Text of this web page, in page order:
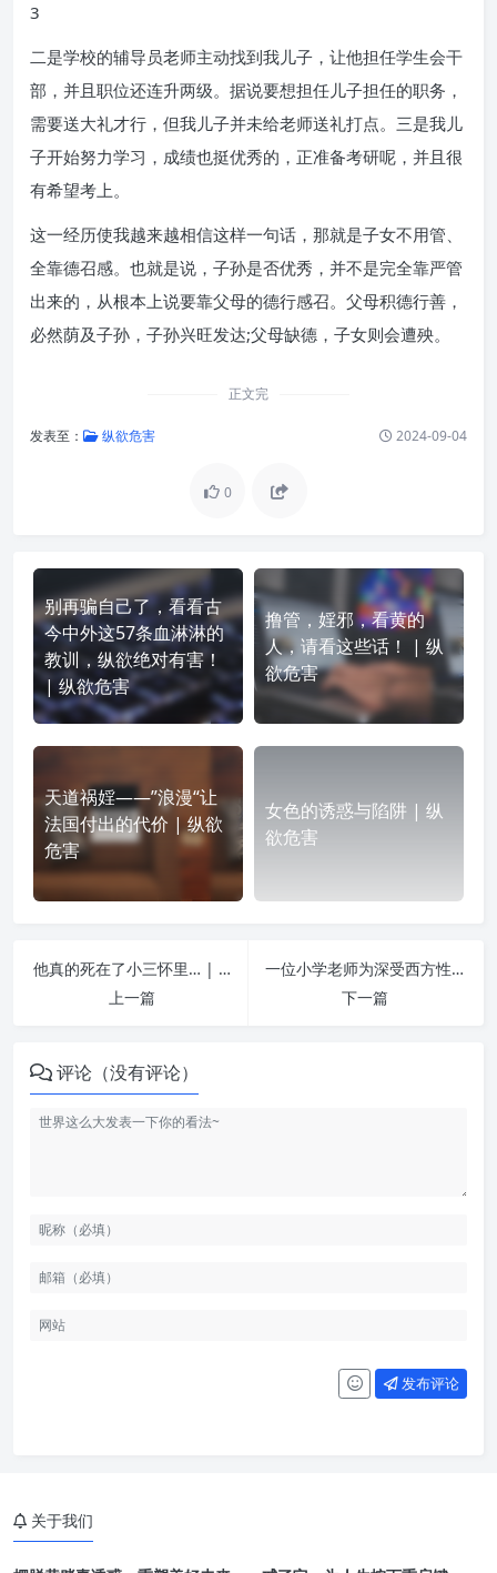
3
二是学校的辅导员老师主动找到我儿子，让他担任学生会干
部，并且职位还连升两级。据说要想担任儿子担任的职务，
需要送大礼才行，但我儿子并未给老师送礼打点。三是我儿
子开始努力学习，成绩也挺优秀的，正准备考研呢，并且很
有希望考上。
这一经历使我越来越相信这样一句话，那就是子女不用管、
全靠德召感。也就是说，子孙是否优秀，并不是完全靠严管
出来的，从根本上说要靠父母的德行感召。父母积德行善，
必然荫及子孙，子孙兴旺发达;父母缺德，子女则会遭殃。
正文完
发表至： 纵欲危害 2024-09-04
0
别再骗自己了，看看古
今中外这57条血淋淋的
教训，纵欲绝对有害！
| 纵欲危害
撸管，婬邪，看黄的
人，请看这些话！ | 纵
欲危害
天道祸婬——”浪漫“让
法国付出的代价 | 纵欲
危害
女色的诱惑与陷阱 | 纵
欲危害
他真的死在了小三怀里… | 纵欲危害
上一篇
一位小学老师为深受西方性文化荼毒的学生发文控诉李银河 | 纵欲危害
下一篇
评论（没有评论）
发布评论
关于我们